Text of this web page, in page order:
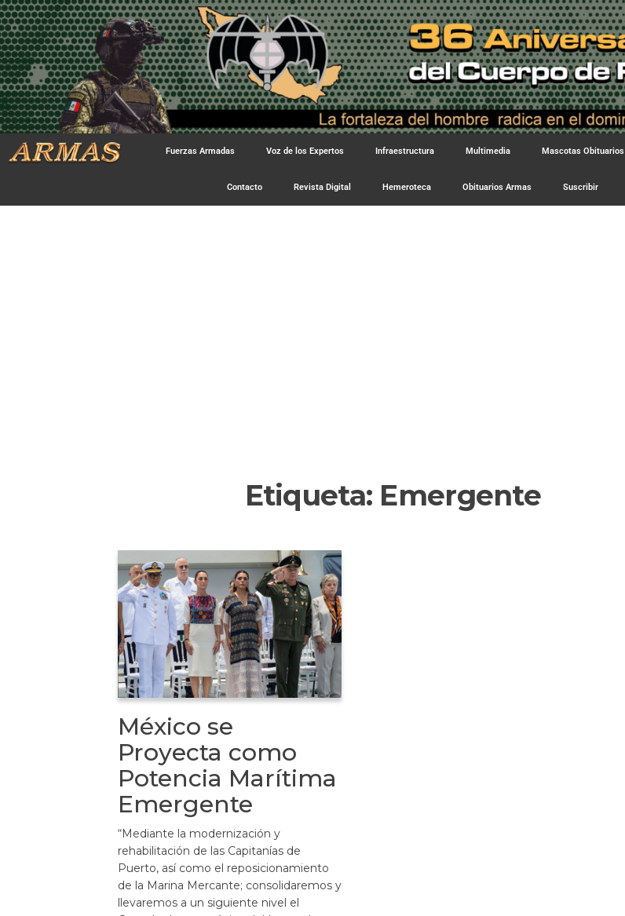
Fuerzas Armadas Voz de los Expertos Infraestructura Multimedia Mascotas Obituarios
Contacto Revista Digital Hemeroteca Obituarios Armas Suscribir
Etiqueta: Emergente
México se
Proyecta como
Potencia Marítima
Emergente
“Mediante la modernización y
rehabilitación de las Capitanías de
Puerto, así como el reposicionamiento
de la Marina Mercante; consolidaremos y
llevaremos a un siguiente nivel el